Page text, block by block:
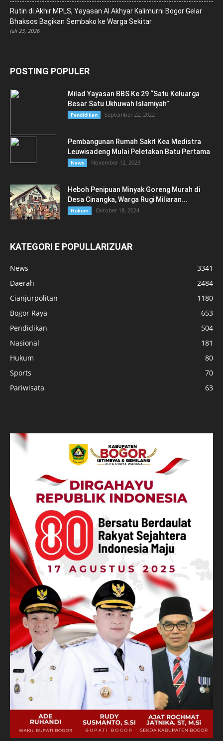
Rutin di Akhir MPLS, Yayasan Al Akhyar Kalimurni Bogor Gelar
Bhaksos Bagikan Sembako ke Warga Sekitar
Juli 23, 2026
POSTING POPULER
Milad Yayasan BBS Ke 29 “Satu Keluarga
Besar Satu Ukhuwah Islamiyah”
Pendidikan September 22, 2022
Pembangunan Rumah Sakit Kea Medistra
Leuwisadeng Mulai Peletakan Batu Pertama
News November 12, 2023
Heboh Penipuan Minyak Goreng Murah di
Desa Cinangka, Warga Rugi Miliaran...
Hukum Oktober 18, 2024
KATEGORI E POPULLARIZUAR
News
3341
Daerah
2484
Cianjurpolitan
1180
Bogor Raya
653
Pendidikan
504
Nasional
181
Hukum
80
Sports
70
Pariwisata
63